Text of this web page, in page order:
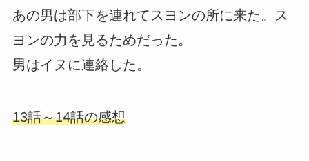
あの男は部下を連れてスヨンの所に来た。ス
ヨンの力を見るためだった。
男はイヌに連絡した。
13話～14話の感想